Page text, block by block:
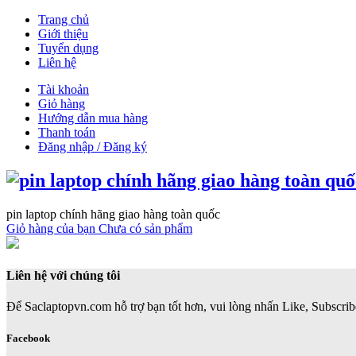
Trang chủ
Giới thiệu
Tuyển dụng
Liên hệ
Tài khoản
Giỏ hàng
Hướng dẫn mua hàng
Thanh toán
Đăng nhập / Đăng ký
pin laptop chính hãng giao hàng toàn quốc
Giỏ hàng của bạn Chưa có sản phẩm
Liên hệ với chúng tôi
Để Saclaptopvn.com hỗ trợ bạn tốt hơn, vui lòng nhấn Like,
Facebook